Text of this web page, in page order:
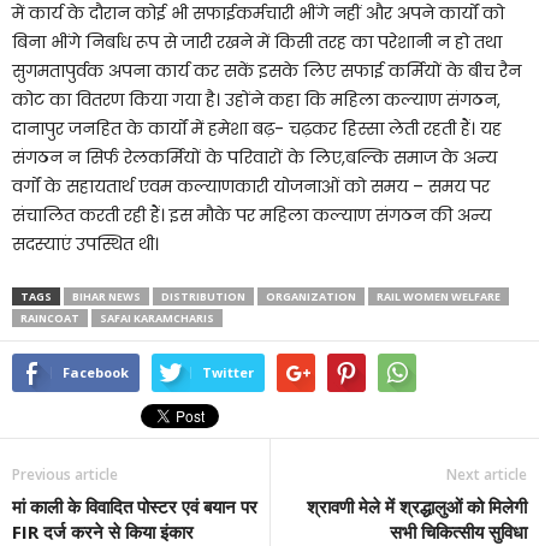
में कार्य के दौरान कोई भी सफाईकर्मचारी भींगे नहीं और अपने कार्यों को
बिना भींगे निर्बाध रूप से जारी रखने में किसी तरह का परेशानी न हो तथा
सुगमतापुर्वक अपना कार्य कर सकें इसके लिए सफाई कर्मियों के बीच रैन
कोट का वितरण किया गया है। उहोंने कहा कि महिला कल्याण संगठन,
दानापुर जनहित के कार्यों में हमेशा बढ़- चढ़कर हिस्सा लेती रहती हैं। यह
संगठन न सिर्फ रेलकर्मियों के परिवारों के लिए,बल्कि समाज के अन्य
वर्गों के सहायतार्थ एवम कल्याणकारी योजनाओं को समय – समय पर
संचालित करती रही हैं। इस मौके पर महिला कल्याण संगठन की अन्य
सदस्याएं उपस्थित थी।
TAGS BIHAR NEWS DISTRIBUTION ORGANIZATION
RAIL WOMEN WELFARE
RAINCOAT
SAFAI KARAMCHARIS
Facebook Twitter
Previous article
मां काली के विवादित पोस्टर एवं बयान पर
FIR दर्ज करने से किया इंकार
Next article
श्रावणी मेले में श्रद्धालुओं को मिलेगी
सभी चिकित्सीय सुविधा